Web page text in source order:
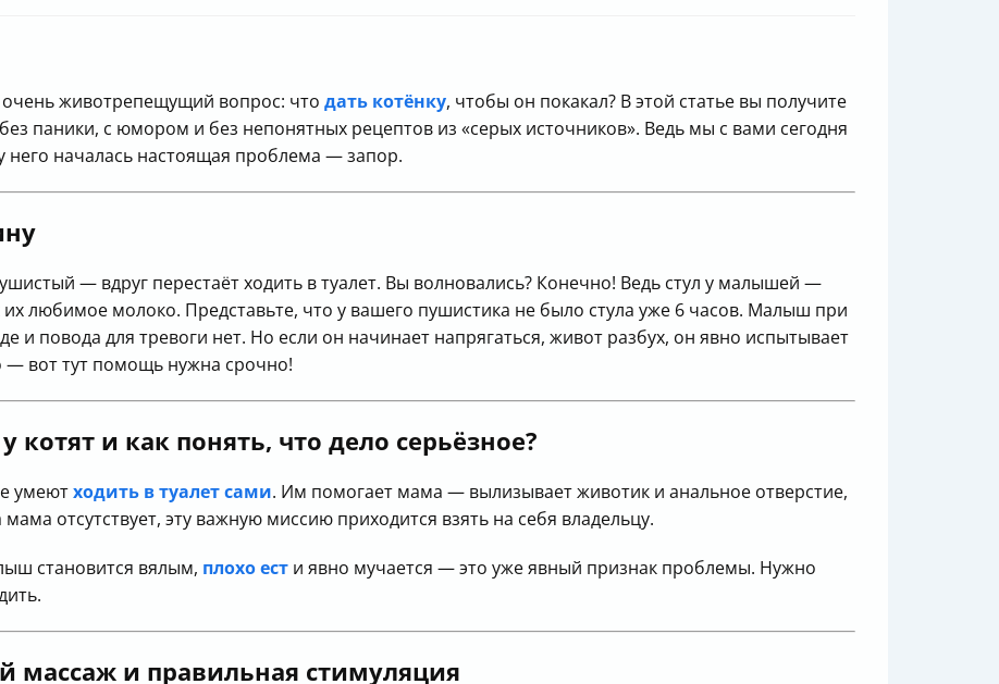
очень животрепещущий вопрос: что дать котёнку, чтобы он покакал? В этой статье вы получите
паники, с юмором и без непонятных рецептов из «серых источников». Ведь мы с вами сегодня
началась настоящая проблема — запор.
— вдруг перестаёт ходить в туалет. Вы волновались? Конечно! Ведь стул у малышей —
любимое молоко. Представьте, что у вашего пушистика не было стула уже 6 часов. Малыш при
и повода для тревоги нет. Но если он начинает напрягаться, живот разбух, он явно испытывает
— вот тут помощь нужна срочно!
котят и как понять, что дело серьёзное?
умеютходить в туалет сами. Им помогает мама — вылизывает животик и анальное отверстие,
отсутствует, эту важную миссию приходится взять на себя владельцу.
становится вялым, плохо ест и явно мучается — это уже явный признак проблемы. Нужно
и правильная стимуляция